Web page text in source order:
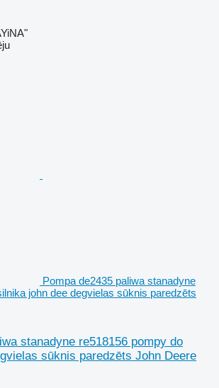
Pompa de2435 paliwa stanadyne
john dee degvielas sūknis paredzēts
stanadyne re518156 pompy do
sūknis paredzēts John Deere